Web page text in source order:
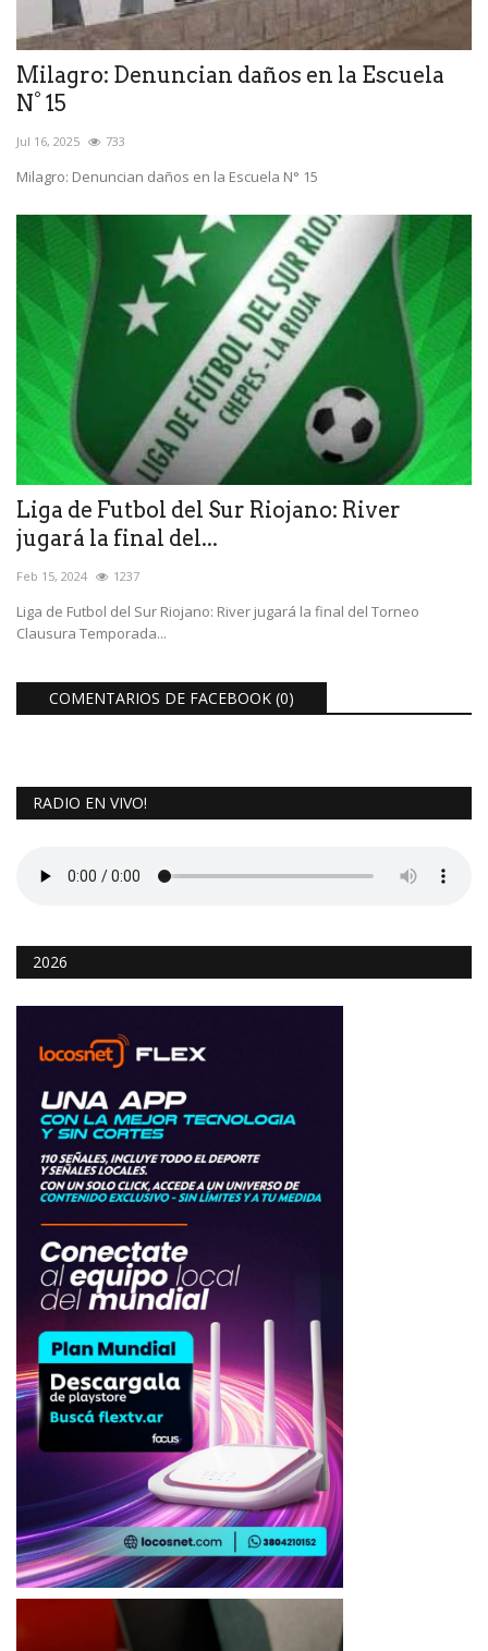
Milagro: Denuncian daños en la Escuela
N° 15
Jul 16, 2025 733
Milagro: Denuncian daños en la Escuela N° 15
Liga de Futbol del Sur Riojano: River
jugará la final del...
Feb 15, 2024 1237
Liga de Futbol del Sur Riojano: River jugará la final del Torneo
Clausura Temporada...
COMENTARIOS DE FACEBOOK (0)
RADIO EN VIVO!
2026